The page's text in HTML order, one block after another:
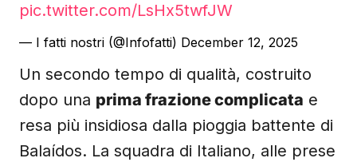
pic.twitter.com/LsHx5twfJW
— I fatti nostri (@Infofatti) December 12, 2025
Un secondo tempo di qualità, costruito
dopo una prima frazione complicata e
resa più insidiosa dalla pioggia battente di
Balaídos. La squadra di Italiano, alle prese